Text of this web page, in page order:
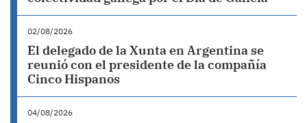
02/08/2026
El delegado de la Xunta en Argentina se
reunió con el presidente de la compañía
Cinco Hispanos
04/08/2026